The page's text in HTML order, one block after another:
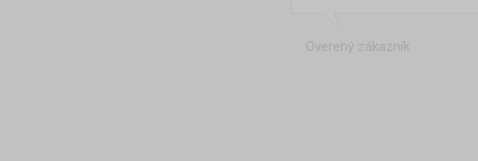
Overený zákazník